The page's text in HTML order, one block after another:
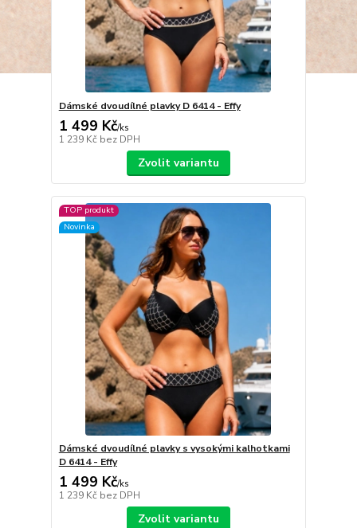
Dámské dvoudílné plavky D 6414 - Effy
1 499 Kč/ks
1 239 Kč bez DPH
Zvolit variantu
TOP produkt
Novinka
Dámské dvoudílné plavky s vysokými kalhotkami
D 6414 - Effy
1 499 Kč/ks
1 239 Kč bez DPH
Zvolit variantu